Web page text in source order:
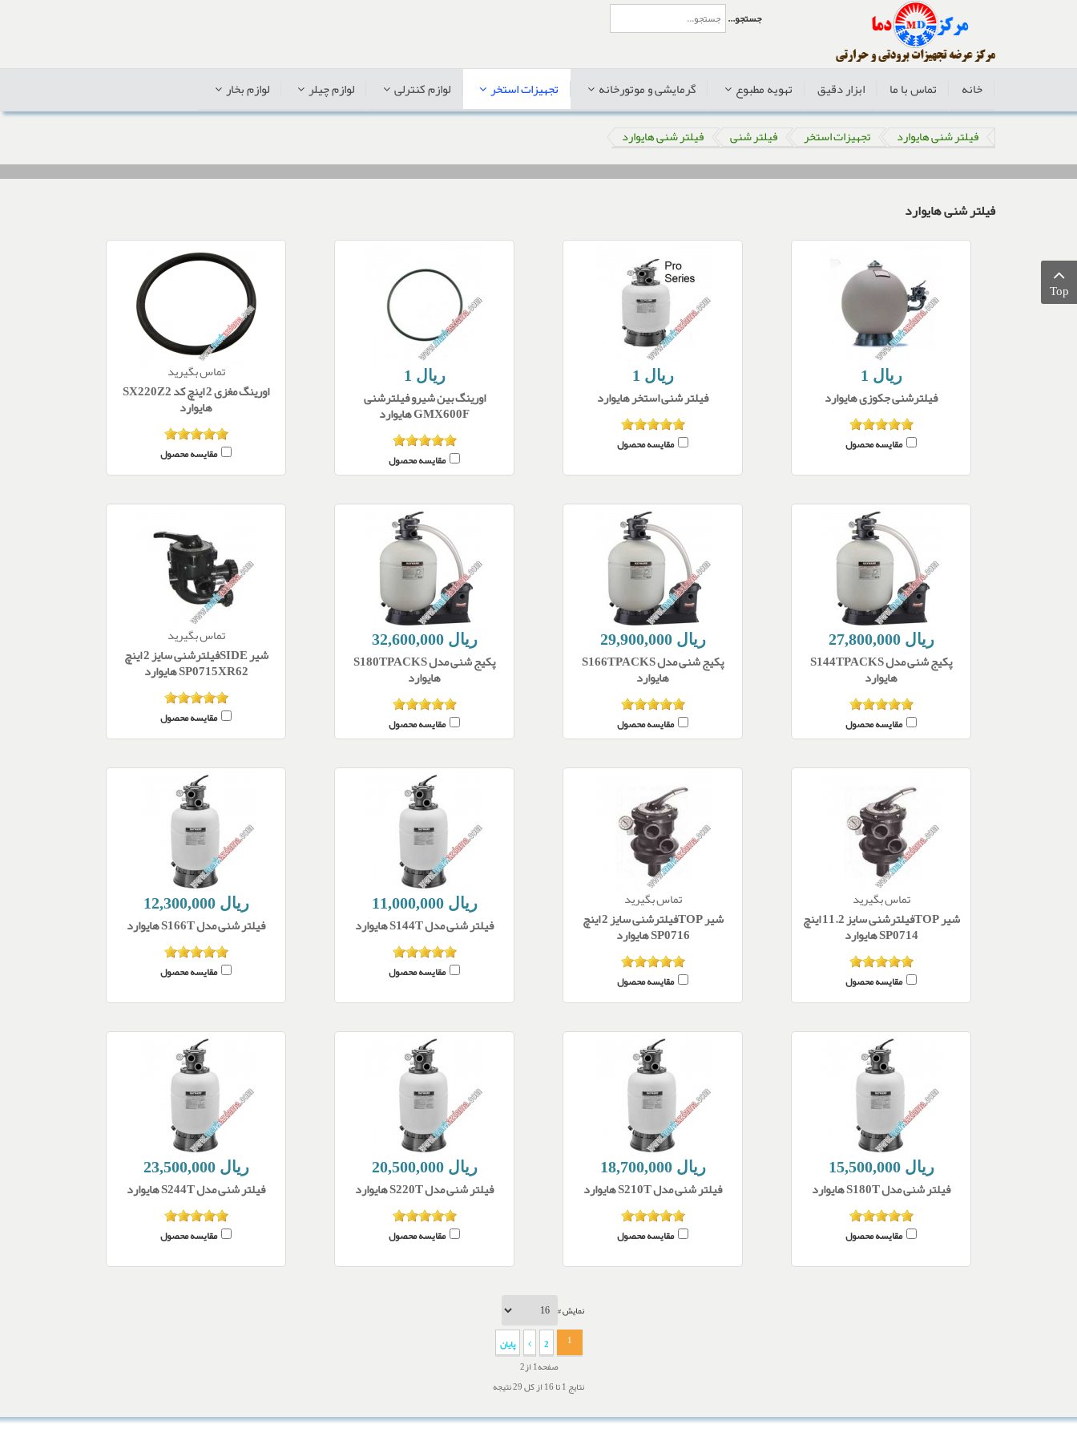
جستجو...
خانه تماس با ما ابزار دقیق تهویه مطبوع گرمایشی و موتورخانه تجهیزات استخر لوازم کنترلی لوازم چیلر لوازم بخار
فیلتر شنی هایوارد تجهیزات استخر فیلتر شنی فیلتر شنی هایوارد
فیلتر شنی هایوارد
1 ریال
فیلترشنی جکوزی هایوارد
مقایسه محصول
1 ریال
فیلتر شنی استخر هایوارد
مقایسه محصول
1 ریال
اورینگ بین شیرو فیلترشنی
GMX600F هایوارد
مقایسه محصول
تماس بگیرید
اورینگ مغزی 2 اینچ کد SX220Z2
هایوارد
مقایسه محصول
27,800,000 ریال
پکیج شنی مدل S144TPACKS
هایوارد
مقایسه محصول
29,900,000 ریال
پکیج شنی مدل S166TPACKS
هایوارد
مقایسه محصول
32,600,000 ریال
پکیج شنی مدل S180TPACKS
هایوارد
مقایسه محصول
تماس بگیرید
شیر SIDEفیلترشنی سایز 2 اینچ
SP0715XR62 هایوارد
مقایسه محصول
تماس بگیرید
شیر TOPفیلترشنی سایز 11.2 اینچ
SP0714 هایوارد
مقایسه محصول
تماس بگیرید
شیر TOPفیلترشنی سایز 2 اینچ
SP0716 هایوارد
مقایسه محصول
11,000,000 ریال
فیلتر شنی مدل S144T هایوارد
مقایسه محصول
12,300,000 ریال
فیلتر شنی مدل S166T هایوارد
مقایسه محصول
15,500,000 ریال
فیلتر شنی مدل S180T هایوارد
مقایسه محصول
18,700,000 ریال
فیلتر شنی مدل S210T هایوارد
مقایسه محصول
20,500,000 ریال
فیلتر شنی مدل S220T هایوارد
مقایسه محصول
23,500,000 ریال
فیلتر شنی مدل S244T هایوارد
مقایسه محصول
نمایش #
1
2
پایان
صفحه1 از2
نتایج 1 تا 16 از کل 29 نتیجه
Top